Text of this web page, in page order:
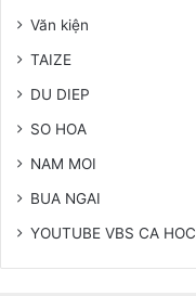
Văn kiện
TAIZE
DU DIEP
SO HOA
NAM MOI
BUA NGAI
YOUTUBE VBS CA